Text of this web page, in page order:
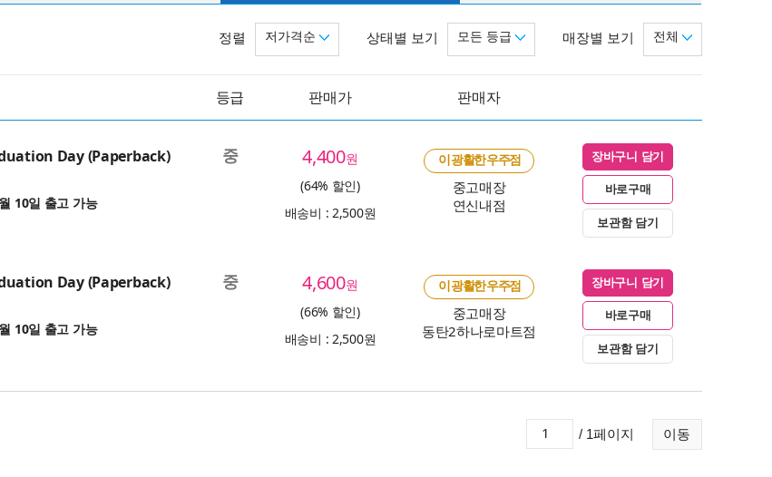
매장별 보기 전체
상태별 보기 모든 등급
정렬 저가격순
등급 판매가 판매자
Day (Paperback)
10일 출고 가능
중 4,400원
(64% 할인)
배송비 : 2,500원
이 광활한 우주점
중고매장
연신내점
장바구니 담기
바로구매
보관함 담기
Day (Paperback)
10일 출고 가능
중 4,600원
(66% 할인)
배송비 : 2,500원
이 광활한 우주점
중고매장
동탄2하나로마트점
장바구니 담기
바로구매
보관함 담기
이동
/ 1페이지